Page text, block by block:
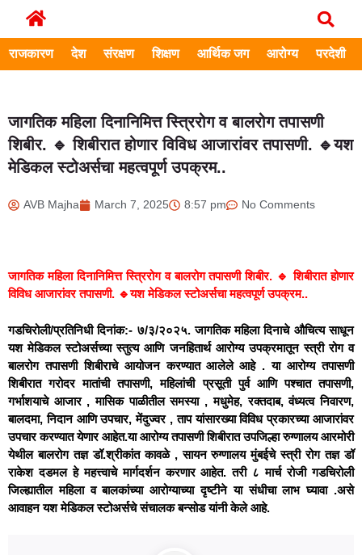
राजकारण देश संरक्षण शिक्षण आर्थिक जग आरोग्य परदेशी
जागतिक महिला दिनानिमित्त स्त्रिरोग व बालरोग तपासणी
शिबीर. 🔹 शिबीरात होणार विविध आजारांवर तपासणी. 🔹यश
मेडिकल स्टोअर्सचा महत्वपूर्ण उपक्रम..
AVB Majha March 7, 2025 8:57 pm No Comments
जागतिक महिला दिनानिमित्त स्त्रिरोग व बालरोग तपासणी शिबीर. 🔹 शिबीरात होणार
विविध आजारांवर तपासणी. 🔹यश मेडिकल स्टोअर्सचा महत्वपूर्ण उपक्रम..
गडचिरोली/प्रतिनिधी दिनांक:- ७/३/२०२५. जागतिक महिला दिनाचे औचित्य साधून
यश मेडिकल स्टोअर्सच्या स्तुत्य आणि जनहितार्थ आरोग्य उपक्रमातून स्त्री रोग व
बालरोग तपासणी शिबीराचे आयोजन करण्यात आलेले आहे . या आरोग्य तपासणी
शिबीरात गरोदर मातांची तपासणी, महिलांची प्रसूती पुर्व आणि पश्चात तपासणी,
गर्भाशयाचे आजार , मासिक पाळीतील समस्या , मधुमेह, रक्तदाब, वंध्यत्व निवारण,
बालदमा, निदान आणि उपचार, मेंदुज्वर , ताप यांसारख्या विविध प्रकारच्या आजारांवर
उपचार करण्यात येणार आहेत.या आरोग्य तपासणी शिबीरात उपजिल्हा रुग्णालय आरमोरी
येथील बालरोग तज्ञ डॉ.श्रीकांत कावळे , सायन रुग्णालय मुंबईचे स्त्री रोग तज्ञ डॉ
राकेश दडमल हे महत्त्वाचे मार्गदर्शन करणार आहेत. तरी ८ मार्च रोजी गडचिरोली
जिल्ह्यातील महिला व बालकांच्या आरोग्याच्या दृष्टीने या संधीचा लाभ घ्यावा .असे
आवाहन यश मेडिकल स्टोअर्सचे संचालक बन्सोड यांनी केले आहे.